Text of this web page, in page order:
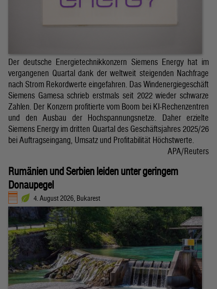
Der deutsche Energietechnikkonzern Siemens Energy hat im
vergangenen Quartal dank der weltweit steigenden Nachfrage
nach Strom Rekordwerte eingefahren. Das Windenergiegeschäft
Siemens Gamesa schrieb erstmals seit 2022 wieder schwarze
Zahlen. Der Konzern profitierte vom Boom bei KI-Rechenzentren
und den Ausbau der Hochspannungsnetze. Daher erzielte
Siemens Energy im dritten Quartal des Geschäftsjahres 2025/26
bei Auftragseingang, Umsatz und Profitabilität Höchstwerte.
APA/Reuters
Rumänien und Serbien leiden unter geringem
Donaupegel
4. August 2026, Bukarest